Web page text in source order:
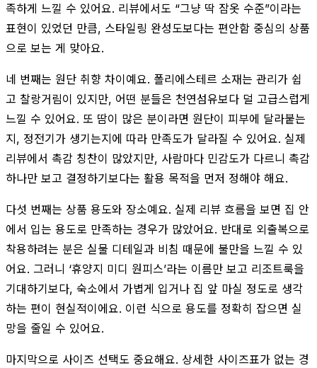
족하게 느낄 수 있어요. 리뷰에서도 “그냥 딱 잠옷 수준”이라는
표현이 있었던 만큼, 스타일링 완성도보다는 편안함 중심의 상품
으로 보는 게 맞아요.
네 번째는 원단 취향 차이예요. 폴리에스테르 소재는 관리가 쉽
고 찰랑거림이 있지만, 어떤 분들은 천연섬유보다 덜 고급스럽게
느낄 수 있어요. 또 땀이 많은 분이라면 원단이 피부에 달라붙는
지, 정전기가 생기는지에 따라 만족도가 달라질 수 있어요. 실제
리뷰에서 촉감 칭찬이 많았지만, 사람마다 민감도가 다르니 촉감
하나만 보고 결정하기보다는 활용 목적을 먼저 정해야 해요.
다섯 번째는 상품 용도와 장소예요. 실제 리뷰 흐름을 보면 집 안
에서 입는 용도로 만족하는 경우가 많았어요. 반대로 외출복으로
착용하려는 분은 실물 디테일과 비침 때문에 불만을 느낄 수 있
어요. 그러니 ‘휴양지 미디 원피스’라는 이름만 보고 리조트룩을
기대하기보다, 숙소에서 가볍게 입거나 집 앞 마실 정도로 생각
하는 편이 현실적이에요. 이런 식으로 용도를 정확히 잡으면 실
망을 줄일 수 있어요.
마지막으로 사이즈 선택도 중요해요. 상세한 사이즈표가 없는 경